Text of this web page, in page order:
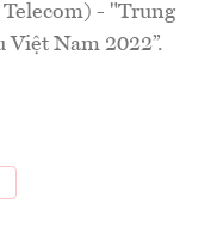
- "Trung
Nam 2022”.